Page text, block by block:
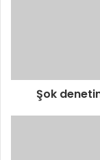
Şok